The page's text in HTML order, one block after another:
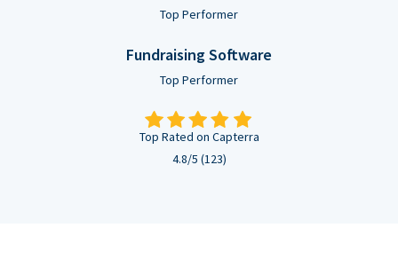
Top Performer
Fundraising Software
Top Performer
Top Rated on Capterra
4.8/5 (123)